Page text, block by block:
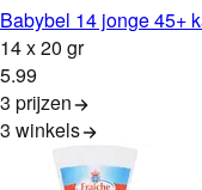
Babybel 14 jonge 45+
14 x 20 gr
5.99
3 prijzen
3 winkels